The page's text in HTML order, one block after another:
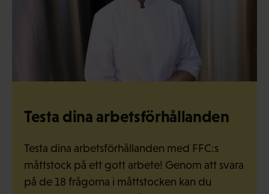
Testa dina arbets­förhållanden
Testa dina arbetsförhållanden med FFC:s
måttstock på ett gott arbete! Genom att svara
på de 18 frågorna i måttstocken kan du